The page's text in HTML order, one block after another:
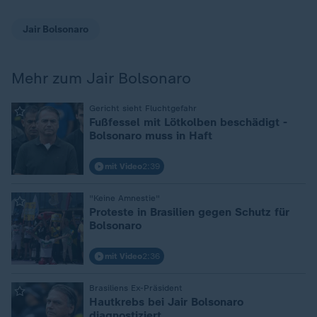
Jair Bolsonaro
Mehr zum Jair Bolsonaro
Gericht sieht Fluchtgefahr
Fußfessel mit Lötkolben beschädigt -
Bolsonaro muss in Haft
mit Video2:39
"Keine Amnestie"
Proteste in Brasilien gegen Schutz für
Bolsonaro
mit Video2:36
Brasiliens Ex-Präsident
Hautkrebs bei Jair Bolsonaro